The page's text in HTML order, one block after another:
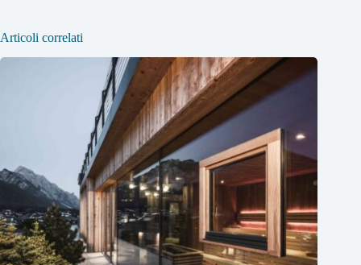
Articoli correlati